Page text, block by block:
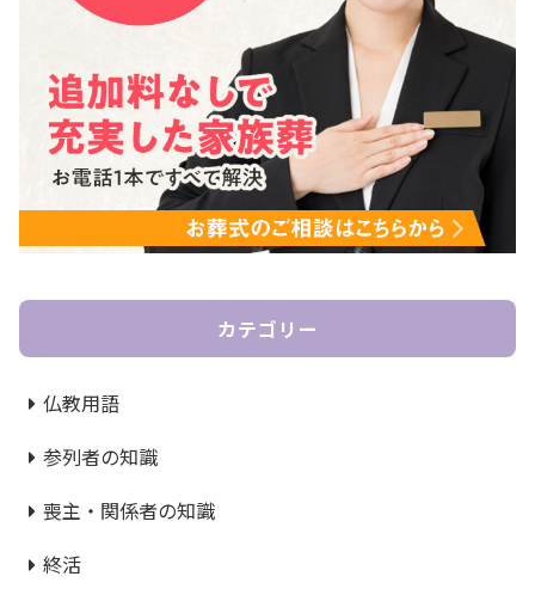
カテゴリー
仏教用語
参列者の知識
喪主・関係者の知識
終活